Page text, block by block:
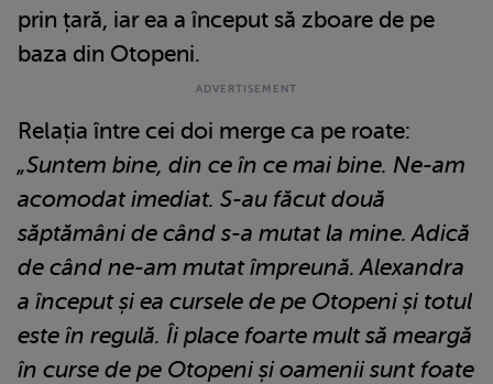
prin țară, iar ea a început să zboare de pe
baza din Otopeni.
Relația între cei doi merge ca pe roate:
„Suntem bine, din ce în ce mai bine. Ne-am
acomodat imediat. S-au făcut două
săptămâni de când s-a mutat la mine. Adică
de când ne-am mutat împreună. Alexandra
a început și ea cursele de pe Otopeni și totul
este în regulă. Îi place foarte mult să meargă
în curse de pe Otopeni și oamenii sunt foate